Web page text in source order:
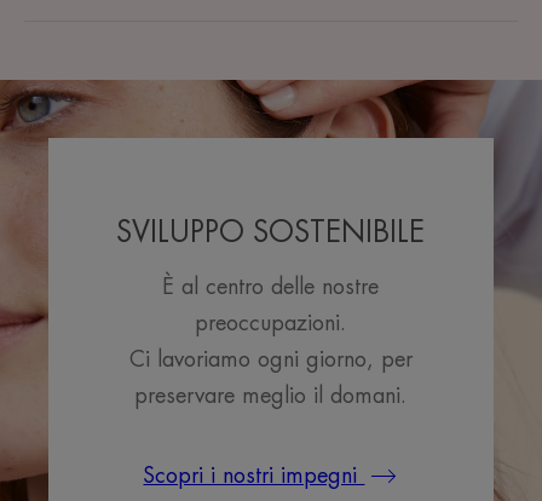
SVILUPPO SOSTENIBILE
È al centro delle nostre
preoccupazioni.
Ci lavoriamo ogni giorno, per
preservare meglio il domani.
Scopri i nostri impegni